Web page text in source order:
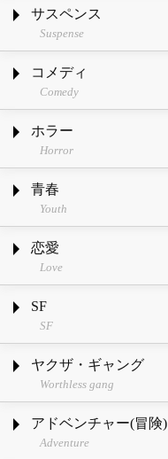
サスペンス
Suspense
コメディ
Comedy
ホラー
Horror
青春
Youth
恋愛
Love
SF
SF
ヤクザ・ギャング
Worthless gang
アドベンチャー(冒険)
Adventure